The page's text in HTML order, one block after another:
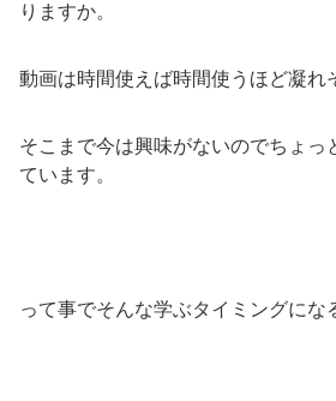
りますか。
動画は時間使えば時間使うほど凝れ
そこまで今は興味がないのでちょっ
ています。
って事でそんな学ぶタイミングにな